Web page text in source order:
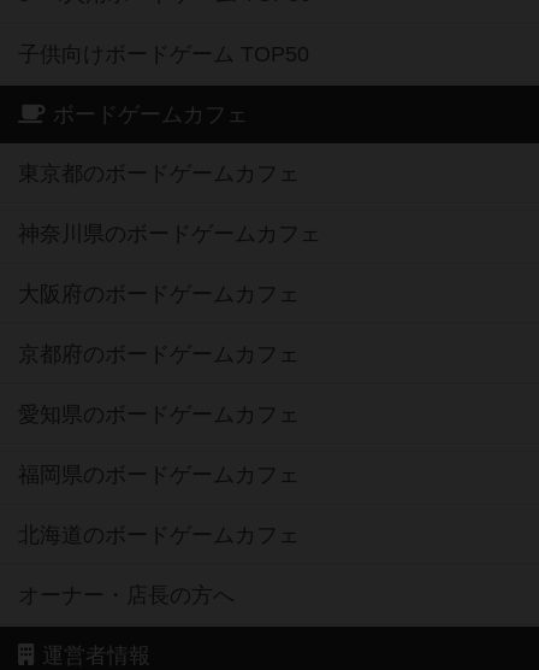
子供向けボードゲーム TOP50
ボードゲームカフェ
東京都のボードゲームカフェ
神奈川県のボードゲームカフェ
大阪府のボードゲームカフェ
京都府のボードゲームカフェ
愛知県のボードゲームカフェ
福岡県のボードゲームカフェ
北海道のボードゲームカフェ
オーナー・店長の方へ
運営者情報